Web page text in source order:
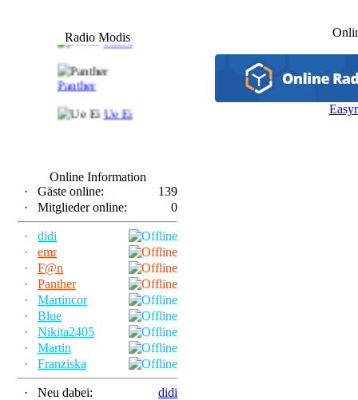
Radio Modis
Frank
Panther
Ue Ei
Online Information
·
Gäste online:
139
·
Mitglieder online: 0
·
didi
·
emr
·
F@n
·
Panther
·
Martincor
·
Blue
·
Nikita2405
·
Martin
·
Franziska
· Neu dabei: didi